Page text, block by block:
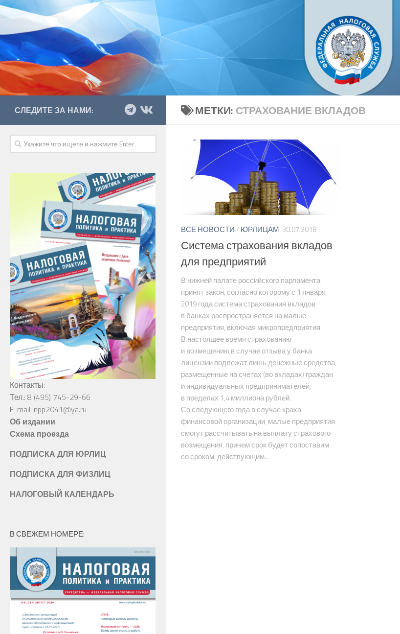
МЕТКИ: СТРАХОВАНИЕ ВКЛАДОВ
ВСЕ НОВОСТИ/ЮРЛИЦАМ 30.07.2018
Система страхования вкладов
для предприятий
В нижней палате российского парламента
принят закон, согласно которому с 1 января
2019 года система страхования вкладов
в банках распространяется на малые
предприятия, включая микропредприятия.
В настоящее время страхованию
и возмещению в случае отзыва у банка
лицензии подлежат лишь денежные средства,
размещенные на счетах (во вкладах) граждан
и индивидуальных предпринимателей,
в пределах 1,4 миллиона рублей.
Со следующего года в случае краха
финансовой организации, малые предприятия
смогут рассчитывать на выплату страхового
возмещения, причем срок будет сопоставим
со сроком, действующим...
СЛЕДИТЕ ЗА НАМИ:
Контакты:
Тел.: 8 (495) 745-29-66
E-mail: npp2041@ya.ru
Об издании
Схема проезда
ПОДПИСКА ДЛЯ ЮРЛИЦ
ПОДПИСКА ДЛЯ ФИЗЛИЦ
НАЛОГОВЫЙ КАЛЕНДАРЬ
В СВЕЖЕМ НОМЕРЕ: